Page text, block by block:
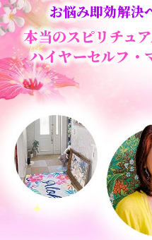
お悩み即効解決
本当のスピリチュ
ハイヤーセルフ・